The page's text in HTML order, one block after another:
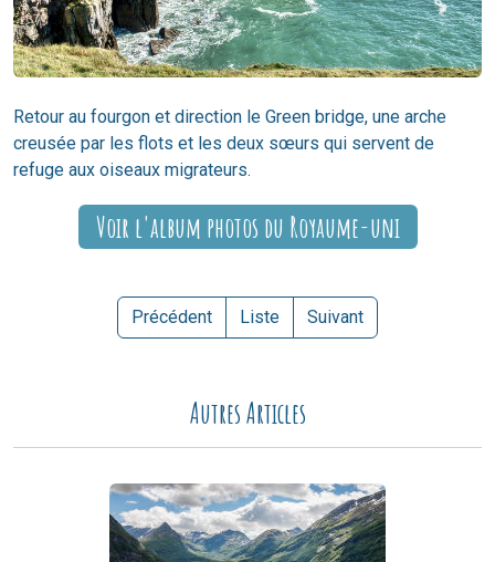
Retour au fourgon et direction le Green bridge, une arche
creusée par les flots et les deux sœurs qui servent de
refuge aux oiseaux migrateurs.
Voir l'album photos du Royaume-uni
Précédent Liste Suivant
Autres Articles